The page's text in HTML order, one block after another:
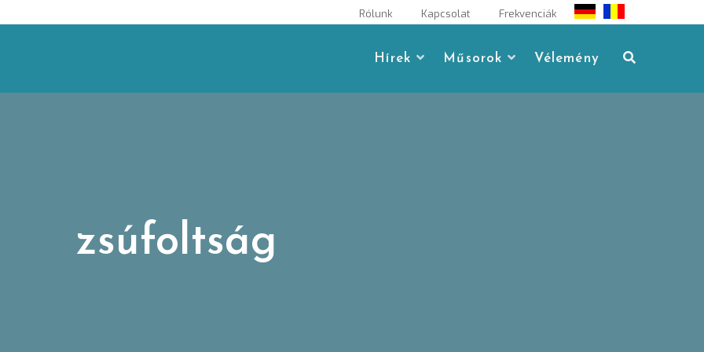
Rólunk Kapcsolat Frekvenciák
Hírek Műsorok Vélemény
zsúfoltság